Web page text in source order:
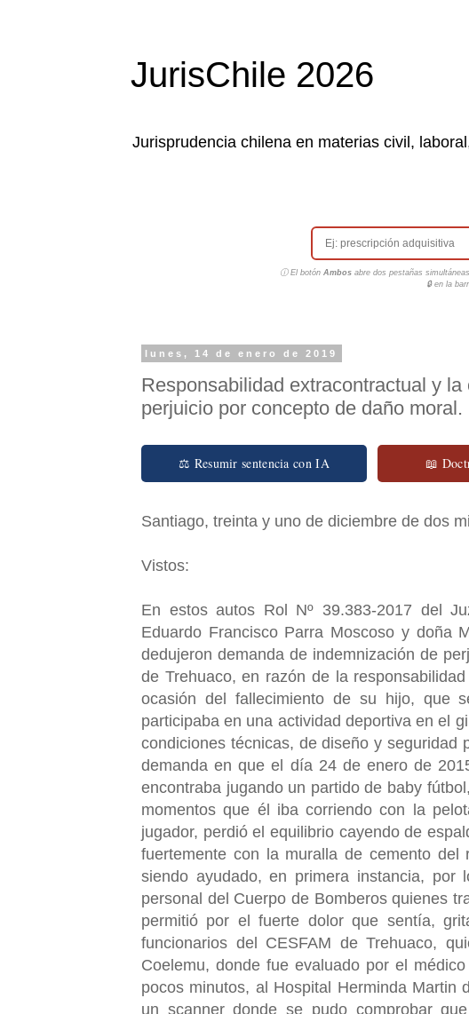
JurisChile 2026
Jurisprudencia chilena en materias civil,
ⓘ El botón Ambosabre dos pestañas
🔒 en la
lunes, 14 de enero de 2019
Responsabilidad extracontractual y
perjuicio por concepto de daño moral.
⚖ Resumir sentencia con IA 📖
Santiago, treinta y uno de diciembre de dos
Vistos:
En estos autos Rol Nº 39.383-2017 del
Eduardo Francisco Parra Moscoso y doña
dedujeron demanda de indemnización de
de Trehuaco, en razón de la
ocasión del fallecimiento de su hijo, que
participaba en una actividad deportiva en el
condiciones técnicas, de diseño y seguridad
demanda en que el día 24 de enero de
encontraba jugando un partido de baby
momentos que él iba corriendo con la
jugador, perdió el equilibrio cayendo de
fuertemente con la muralla de cemento
siendo ayudado, en primera instancia, por
personal del Cuerpo de Bomberos quienes
permitió por el fuerte dolor que sentía,
funcionarios del CESFAM de Trehuaco,
Coelemu, donde fue evaluado por el
pocos minutos, al Hospital Herminda Martin
un scanner donde se pudo comprobar